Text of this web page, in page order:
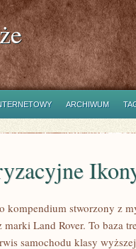
ARCHIWUM
kompendium stworzony z
marki Land Rover. To baza
samochodu klasy